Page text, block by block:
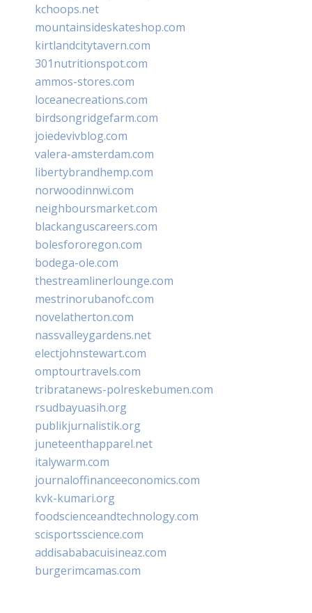
kchoops.net
mountainsideskateshop.com
kirtlandcitytavern.com
301nutritionspot.com
ammos-stores.com
loceanecreations.com
birdsongridgefarm.com
joiedevivblog.com
valera-amsterdam.com
libertybrandhemp.com
norwoodinnwi.com
neighboursmarket.com
blackanguscareers.com
bolesfororegon.com
bodega-ole.com
thestreamlinerlounge.com
mestrinorubanofc.com
novelatherton.com
nassvalleygardens.net
electjohnstewart.com
omptourtravels.com
tribratanews-polreskebumen.com
rsudbayuasih.org
publikjurnalistik.org
juneteenthapparel.net
italywarm.com
journaloffinanceeconomics.com
kvk-kumari.org
foodscienceandtechnology.com
scisportsscience.com
addisababacuisineaz.com
burgerimcamas.com